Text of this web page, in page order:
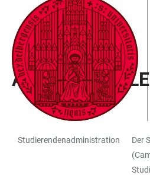
LINKS
ZUR
BARRIEREFREIHEIT
ZUM
HAUPTINHALT
HAUPTNAVIGATION
ÖFFNEN
WEBSEITENSUCHE
ÖFFNEN
CAMPUS KOMPASS
TABELLENFILTER
Studierendenadministration
Der